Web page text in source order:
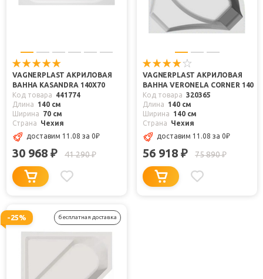
VAGNERPLAST АКРИЛОВАЯ
ВАННА KASANDRA 140X70
Код товара
441774
Длина
140 см
Ширина
70 см
Страна
Чехия
доставим 11.08 за 0₽
30 968 ₽ 41 290₽
VAGNERPLAST АКРИЛОВАЯ
ВАННА VERONELA CORNER 140
Код товара 320365
Длина
140 см
Ширина
140 см
Страна
Чехия
доставим 11.08 за 0₽
56 918 ₽ 75 890₽
-25% бесплатная доставка